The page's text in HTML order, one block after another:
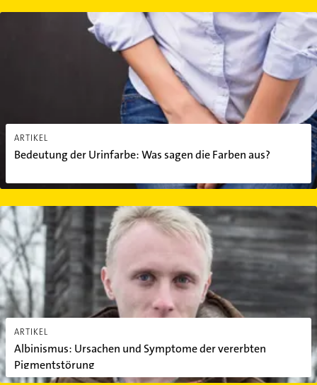
ARTIKEL
Bedeutung der Urinfarbe: Was sagen die Farben aus?
Bedeutung der Urinfarbe: Was sagen die Farben aus?
ARTIKEL
Albinismus: Ursachen und Symptome der vererbten
Pigmentstörung
Albinismus: Ursachen und Symptome der vererbten